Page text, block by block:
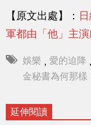
【原文出處】：
軍都由「他」主演
娛樂 , 愛的迫降 ,
金秘書為何那樣
延伸閱讀